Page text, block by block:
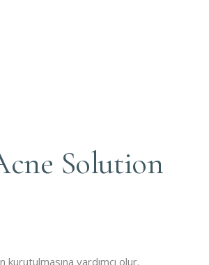
Solution
kurutulmasına yardımcı olur.